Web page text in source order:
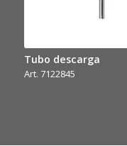
Tubo descarga
Art. 7122845